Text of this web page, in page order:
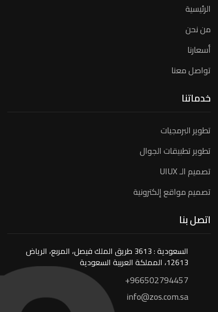
الرئيسية
من نحن
أسعارنا
تواصل معنا
خدماتنا
تطوير البرمجيات
تطوير تطبيقات الجوال
تصميم الـ UIUX
تصميم مواقع إلكترونية
اتصل بنا
السعودية : 3613 طريق الملك فيصل، المربع، الرياض
12613، المملكة العربية السعودية
+966502794457
info@zos.com.sa